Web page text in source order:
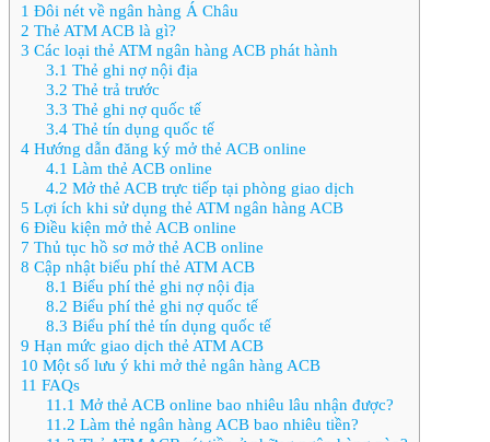
1 Đôi nét về ngân hàng Á Châu
2 Thẻ ATM ACB là gì?
3 Các loại thẻ ATM ngân hàng ACB phát hành
3.1 Thẻ ghi nợ nội địa
3.2 Thẻ trả trước
3.3 Thẻ ghi nợ quốc tế
3.4Thẻ tín dụng quốc tế
4 Hướng dẫn đăng ký mở thẻ ACB online
4.1 Làm thẻ ACB online
4.2 Mở thẻ ACB trực tiếp tại phòng giao dịch
5 Lợi ích khi sử dụng thẻ ATM ngân hàng ACB
6 Điều kiện mở thẻ ACB online
7 Thủ tục hồ sơ mở thẻ ACB online
8 Cập nhật biểu phí thẻ ATM ACB
8.1 Biểu phí thẻ ghi nợ nội địa
8.2 Biểu phí thẻ ghi nợ quốc tế
8.3 Biểu phí thẻ tín dụng quốc tế
9 Hạn mức giao dịch thẻ ATM ACB
10 Một số lưu ý khi mở thẻ ngân hàng ACB
11 FAQs
11.1 Mở thẻ ACB online bao nhiêu lâu nhận được?
11.2 Làm thẻ ngân hàng ACB bao nhiêu tiền?